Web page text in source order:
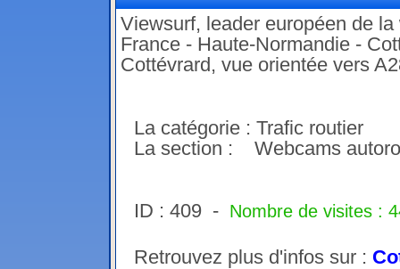
Viewsurf, leader européen de
France - Haute-Normandie -
Cottévrard, vue orientée vers
La catégorie : Trafic routier
La section : Webcams
ID : 409 - Nombre de visites :
Retrouvez plus d'infos sur :